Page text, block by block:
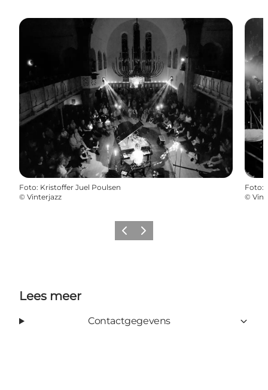
Foto: Kristoffer Juel Poulsen
© Vinterjazz
Foto:
©
Vorige Volgende
Lees meer
Contactgegevens